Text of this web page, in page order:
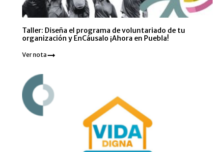
Taller: Diseña el programa de voluntariado de tu
organización y EnCáusalo ¡Ahora en Puebla!
Ver nota